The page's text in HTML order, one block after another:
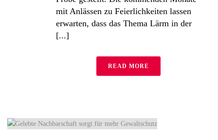
mit Anlässen zu Feierlichkeiten lassen
erwarten, dass das Thema Lärm in der
[...]
READ MORE